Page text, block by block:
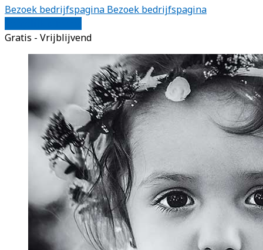
Bezoek bedrijfspagina Bezoek bedrijfspagina
Gratis - Vrijblijvend